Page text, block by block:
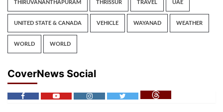
THIRUVANANTHAPURAM THRISSUR TRAVEL UAE
UNITED STATE & CANADA VEHICLE WAYANAD WEATHER
WORLD WORLD
CoverNews Social